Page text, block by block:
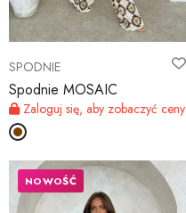
SPODNIE
Spodnie MOSAIC
Zaloguj się, aby zobaczyć ceny
NOWOŚĆ